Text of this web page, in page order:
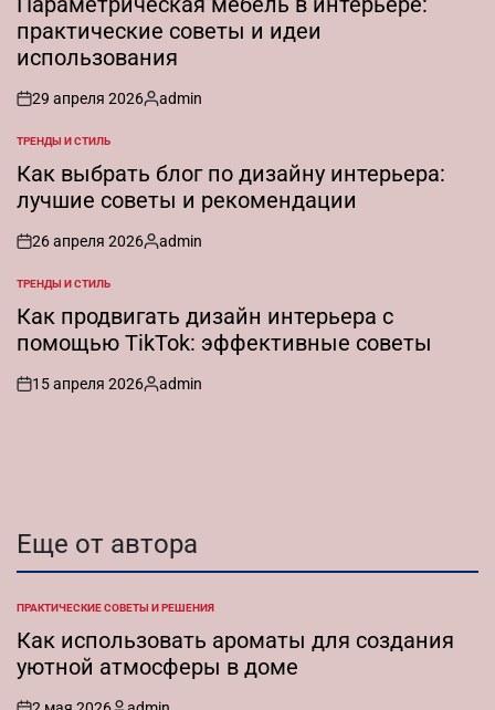
практические советы и идеи
использования
on
29 апреля 2026
Запись
admin
ОПУБЛИКОВАНО
В
ТРЕНДЫ И СТИЛЬ
Как выбрать блог по дизайну интерьера:
лучшие советы и рекомендации
on
26 апреля 2026
Запись
admin
ОПУБЛИКОВАНО
В
ТРЕНДЫ И СТИЛЬ
Как продвигать дизайн интерьера с
помощью TikTok: эффективные советы
on
15 апреля 2026
Запись
admin
Еще от автора
ОПУБЛИКОВАНО
В
ПРАКТИЧЕСКИЕ СОВЕТЫ И РЕШЕНИЯ
Как использовать ароматы для создания
уютной атмосферы в доме